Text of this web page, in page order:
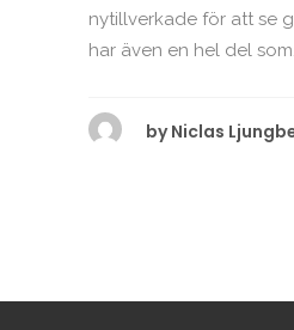
nytillverkade för att se
har även en hel del
by Niclas